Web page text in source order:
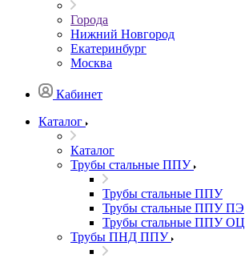
Города
Нижний Новгород
Екатеринбург
Москва
Кабинет
Каталог
Каталог
Трубы стальные ППУ
Трубы стальные ППУ
Трубы стальные ППУ ПЭ
Трубы стальные ППУ ОЦ
Трубы ПНД ППУ